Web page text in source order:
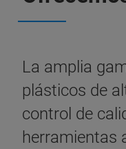
La amplia
plásticos de
control de
herramientas